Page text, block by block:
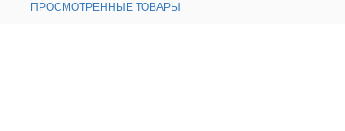
ПРОСМОТРЕННЫЕ ТОВАРЫ